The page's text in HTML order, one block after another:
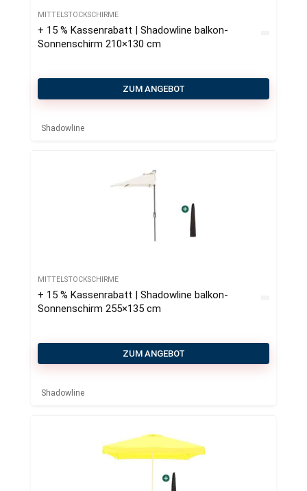
MITTELSTOCKSCHIRME
+ 15 % Kassenrabatt | Shadowline balkon-
Sonnenschirm 210×130 cm
ZUM ANGEBOT
Shadowline
MITTELSTOCKSCHIRME
+ 15 % Kassenrabatt | Shadowline balkon-
Sonnenschirm 255×135 cm
ZUM ANGEBOT
Shadowline